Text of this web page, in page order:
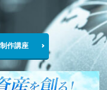
作講座